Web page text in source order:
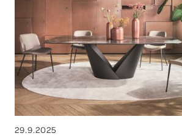
29.9.2025